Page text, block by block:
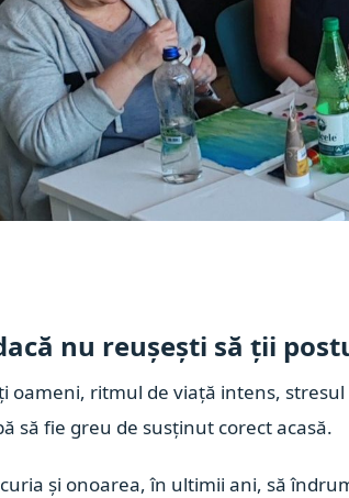
nu reușești să ții
oameni, ritmul de viață intens,
să fie greu de susținut corect acasă.
și onoarea, în ultimii ani, să